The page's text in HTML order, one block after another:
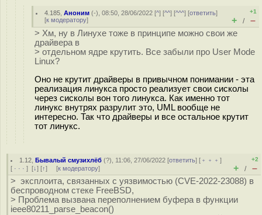
4.185 ,Аноним (-), 08:50, 28/06/2022 [^] [^^] [^^^] [ответить]
[к модератору]
+1
+ / –
> Хм, ну в Линухе тоже в принципе можно свои же
драйвера в
> отдельном ядре крутить. Все забыли про User Mode
Linux?
Оно не крутит драйверы в привычном понимании - эта
реализация линукса просто реализует свои сисколы
через сисколы вон того линукса. Как именно тот
линукс внутрях разрулит это, UML вообще не
интересно. Так что драйверы и все остальное крутит
тот линукс.
1.12 ,Бывалый смузихлёб (?), 11:06, 27/06/2022 [ответить] [ ﹢﹢﹢]
[ · · · ] [↓] [↑] [к модератору]
+2
+ / –
> эксплоита, связанных с уязвимостью (CVE-2022-23088) в
беспроводном стеке FreeBSD,
> Проблема вызвана переполнением буфера в функции
ieee80211_parse_beacon()